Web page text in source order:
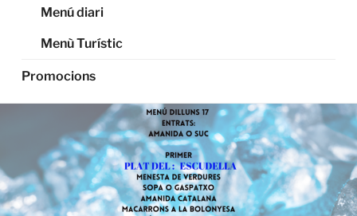
Menú diari
Menù Turístic
Promocions